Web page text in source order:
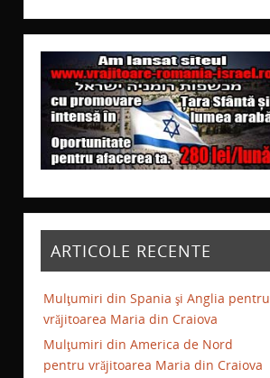
ARTICOLE RECENTE
Mulţumiri din Spania şi Anglia pentru
vrăjitoarea Maria din Craiova
Mulţumiri din America de Nord
pentru vrăjitoarea Maria din Craiova